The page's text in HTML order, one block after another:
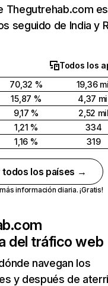
Thegutrehab.com
seguido de India y
Todos los
70,32 %
19,36
15,87 %
4,37
9,17 %
2,52
1,21 %
334
1,16 % 319
todos los países →
información diaria. ¡Gratis!
del tráfico web
navegan los
y después de